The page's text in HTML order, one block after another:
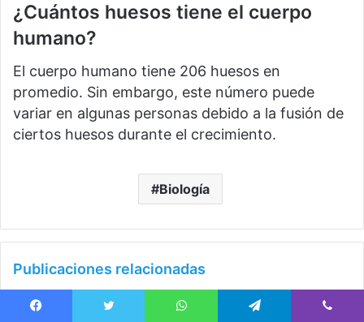
¿Cuántos huesos tiene el cuerpo
humano?
El cuerpo humano tiene 206 huesos en
promedio. Sin embargo, este número puede
variar en algunas personas debido a la fusión de
ciertos huesos durante el crecimiento.
Biología
Publicaciones relacionadas